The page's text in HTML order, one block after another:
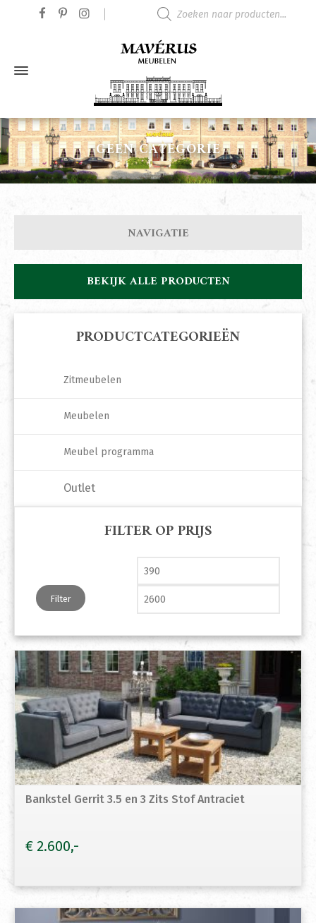
GEEN CATEGORIE
Bankstel Gerrit 3.5 en 3 Zits Stof Antraciet
€ 2.600
NAVIGATIE
BEKIJK ALLE PRODUCTEN
PRODUCTCATEGORIEËN
Zitmeubelen
Meubelen
Meubel programma
Outlet
FILTER OP PRIJS
Min. prijs
Filter